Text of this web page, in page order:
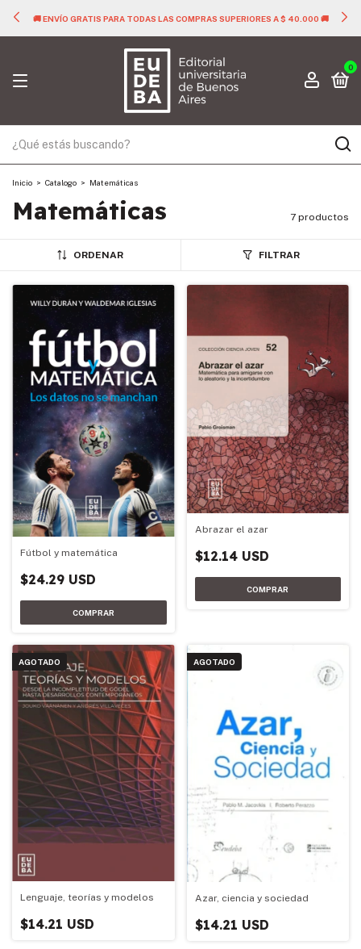
🚚 ENVÍO GRATIS PARA TODAS LAS COMPRAS SUPERIORES A $ 40.000 🚚
0
Inicio > Catalogo > Matemáticas
Matemáticas 7 productos
ORDENAR FILTRAR
Fútbol y matemática
$24.29 USD
Abrazar el azar
$12.14 USD
AGOTADO
Lenguaje, teorías y modelos
$14.21 USD
AGOTADO
Azar, ciencia y sociedad
$14.21 USD